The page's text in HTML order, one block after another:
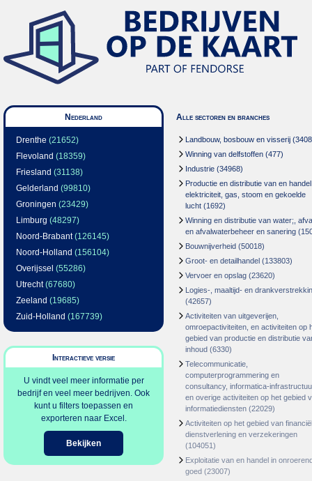
Nederland
Drenthe (21652)
Flevoland (18359)
Friesland (31138)
Gelderland (99810)
Groningen (23429)
Limburg (48297)
Noord-Brabant(126145)
Noord-Holland (156104)
Overijssel (55286)
Utrecht(67680)
Zeeland (19685)
Zuid-Holland (167739)
Interactieve versie
U vindt veel meer informatie per
bedrijf en veel meer bedrijven. Ook
kunt u filters toepassen en
exporteren naar Excel.
Bekijken
Alle sectoren en branches
Landbouw, bosbouw en visserij
Winning van delfstoffen (477)
Industrie (34968)
Productie en distributie van en
elektriciteit, gas, stoom en gekoelde
lucht (1692)
Winning en distributie van water;,
en afvalwaterbeheer en sanering
Bouwnijverheid (50018)
Groot- en detailhandel (133803)
Vervoer en opslag (23620)
Logies-, maaltijd- en
(42657)
Activiteiten van uitgeverijen,
omroepactiviteiten, en activiteiten op
gebied van productie en distributie
inhoud (6330)
Telecommunicatie,
computerprogrammering en
consultancy, informatica-
en overige activiteiten op het gebied
informatiediensten (22029)
Activiteiten op het gebied van
dienstverlening en verzekeringen
(104051)
Exploitatie van en handel in
goed (23007)